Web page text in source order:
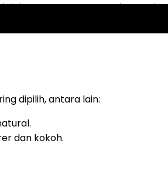
keputusan tepat untuk
dipilih, antara lain:
dan kokoh.